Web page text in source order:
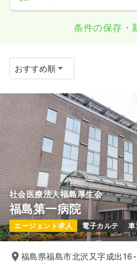
条件の保存・
社会医療法人福島厚生会
福島第一病院
エージェント求人 電子カルテ 車
福島県福島市北沢又字成出